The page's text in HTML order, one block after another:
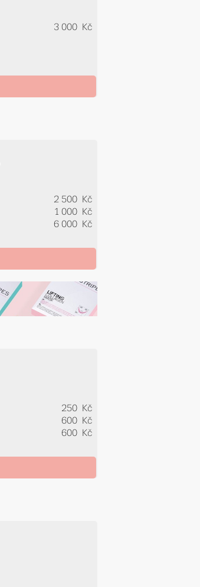
3 000 Kč
2 500 Kč
1 000 Kč
6 000 Kč
250 Kč
600 Kč
600 Kč